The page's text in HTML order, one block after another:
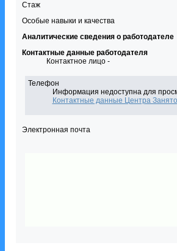
Стаж
Особые навыки и качества
Аналитические сведения о работодателе
Контактные данные работодателя
Контактное лицо -
Телефон
Информация недоступна для
Контактные данные Центра
Электронная почта